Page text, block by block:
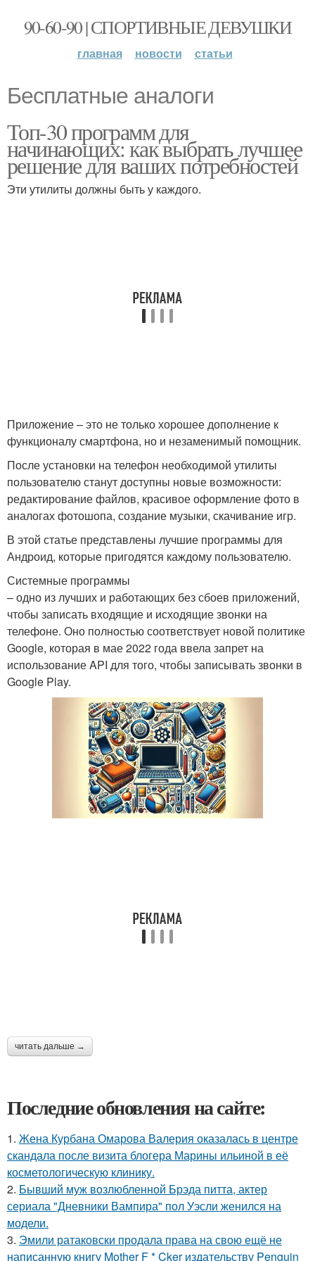
90-60-90 | СПОРТИВНЫЕ ДЕВУШКИ
главная новости статьи
Бесплатные аналоги
Топ-30 программ для
начинающих: как выбрать лучшее
решение для ваших потребностей
Эти утилиты должны быть у каждого.
Приложение – это не только хорошее дополнение к
функционалу смартфона, но и незаменимый помощник.
После установки на телефон необходимой утилиты
пользователю станут доступны новые возможности:
редактирование файлов, красивое оформление фото в
аналогах фотошопа, создание музыки, скачивание игр.
В этой статье представлены лучшие программы для
Андроид, которые пригодятся каждому пользователю.
Системные программы
– одно из лучших и работающих без сбоев приложений,
чтобы записать входящие и исходящие звонки на
телефоне. Оно полностью соответствует новой политике
Google, которая в мае 2022 года ввела запрет на
использование API для того, чтобы записывать звонки в
Google Play.
читать дальше →
Последние обновления на сайте:
1. Жена Курбана Омарова Валерия оказалась в центре
скандала после визита блогера Марины ильиной в её
косметологическую клинику.
2. Бывший муж возлюбленной Брэда питта, актер
сериала "Дневники Вампира" пол Уэсли женился на
модели.
3. Эмили ратаковски продала права на свою ещё не
написанную книгу Mother F * Cker издательству Penguin